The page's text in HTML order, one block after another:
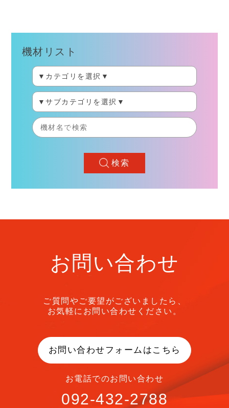
機材リスト
検索
お問い合わせ
ご質問やご要望がございましたら、
お気軽にお問い合わせください。
お問い合わせフォームはこちら
お電話でのお問い合わせ
092-432-2788